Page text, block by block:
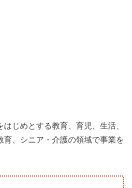
じめとする教育、育児、生活、
育、シニア・介護の領域で事業を